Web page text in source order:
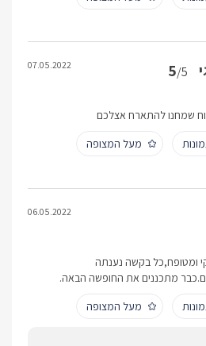
5/5
07.05.2022
שמחנו להתארח אצלכם
מעל המצופה
06.05.2022
ומטופח,כל בקשה נענתה
מתכננים את החופשה הבאה.
מעל המצופה